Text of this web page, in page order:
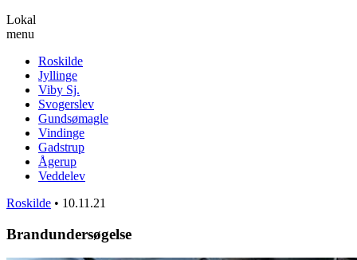
Lokal
menu
Roskilde
Jyllinge
Viby Sj.
Svogerslev
Gundsømagle
Vindinge
Gadstrup
Ågerup
Veddelev
Roskilde • 10.11.21
Brandundersøgelse